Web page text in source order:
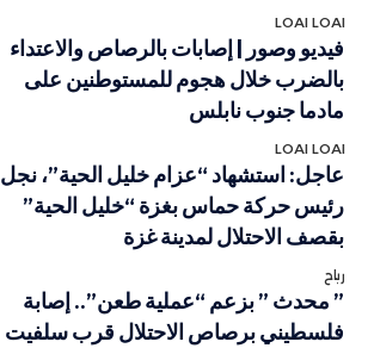
LOAI LOAI
فيديو وصور | إصابات بالرصاص والاعتداء
بالضرب خلال هجوم للمستوطنين على
مادما جنوب نابلس
LOAI LOAI
عاجل: استشهاد “عزام خليل الحية”، نجل
رئيس حركة حماس بغزة “خليل الحية”
بقصف الاحتلال لمدينة غزة
رباح
” محدث ” بزعم “عملية طعن”.. إصابة
فلسطيني برصاص الاحتلال قرب سلفيت